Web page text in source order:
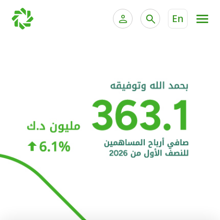
En
الخدمات المصرفية الإلكترونية للشركات
خدمة "بيتك" للتداول الإلكتروني
الحسابات المصرفية
البطاقات
"برامج العملاء"